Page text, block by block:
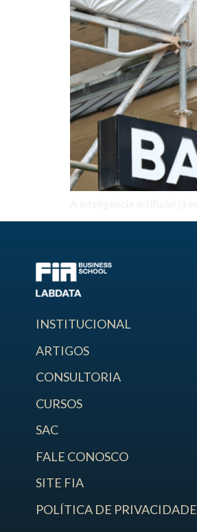
INSTITUCIONAL
ARTIGOS
CONSULTORIA
CURSOS
SAC
FALE CONOSCO
SITE FIA
POLÍTICA DE PRIVACIDADE